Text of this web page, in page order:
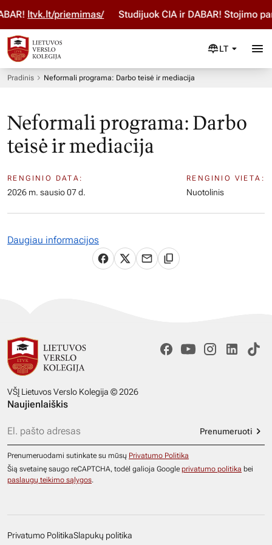
ltvk.lt/priemimas/ Studijuok ČIA ir DABAR! Stojimo
LT
Pradinis Neformali programa: Darbo teisė ir mediacija
Neformali programa: Darbo
teisė ir mediacija
RENGINIO DATA:
2026 m. sausio 07 d.
RENGINIO VIETA:
Nuotolinis
Daugiau informacijos
VŠĮ Lietuvos Verslo Kolegija © 2026
Naujienlaiškis
Prenumeruoti
Prenumeruodami sutinkate su mūsų Privatumo Politika
Šią svetainę saugo reCAPTCHA, todėl galioja Google privatumo politika bei
paslaugų teikimo sąlygos.
Privatumo PolitikaSlapukų politika